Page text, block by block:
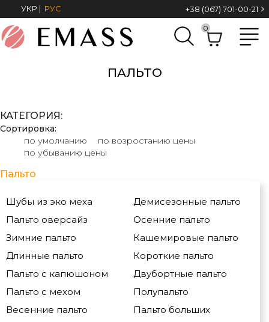
УКР | РУС +38 (067) 701-00-21
0
ПАЛЬТО
КАТЕГОРИЯ:
Сортировка:
по умолчанию
по возростанию цены
по убыванию цены
Пальто
Шубы из эко меха
Демисезонные пальто
Пальто оверсайз
Осенние пальто
Зимние пальто
Кашемировые пальто
Длинные пальто
Короткие пальто
Пальто с капюшоном
Двубортные пальто
Пальто с мехом
Полупальто
Весенние пальто
Пальто больших